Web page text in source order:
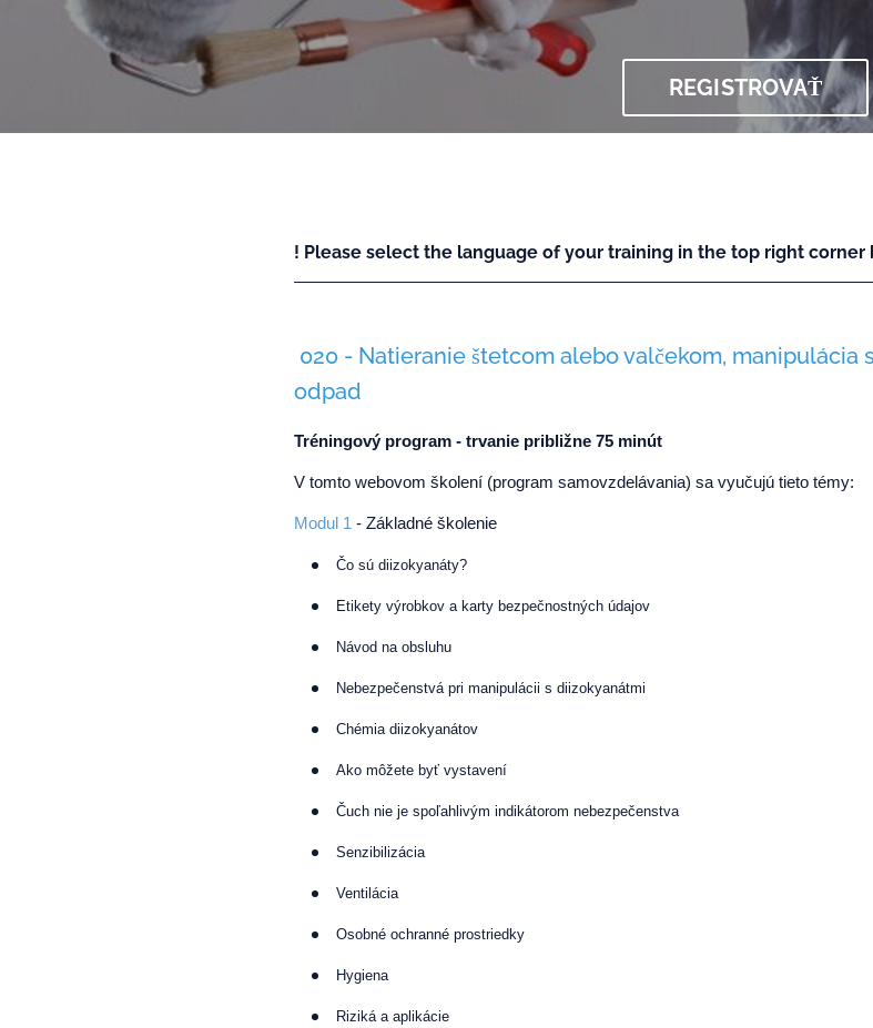
REGISTROVAŤ
! Please select the language of your training in the top right
020 - Natieranie štetcom alebo valčekom, manipulácia
odpad
Tréningový program - trvanie približne 75 minút
V tomto webovom školení (program samovzdelávania) sa vyučujú tieto témy:
Modul 1- Základné školenie
Čo sú diizokyanáty?
Etikety výrobkov a karty bezpečnostných údajov
Návod na obsluhu
Nebezpečenstvá pri manipulácii s diizokyanátmi
Chémia diizokyanátov
Ako môžete byť vystavení
Čuch nie je spoľahlivým indikátorom nebezpečenstva
Senzibilizácia
Ventilácia
Osobné ochranné prostriedky
Hygiena
Riziká a aplikácie